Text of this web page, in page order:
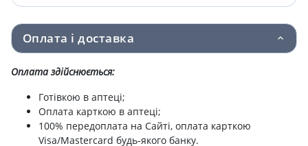
Оплата і доставка
Оплата здійснюється:
Готівкою в аптеці;
Оплата карткою в аптеці;
100% передоплата на Сайті, оплата карткою
Visa/Mastercard будь-якого банку.